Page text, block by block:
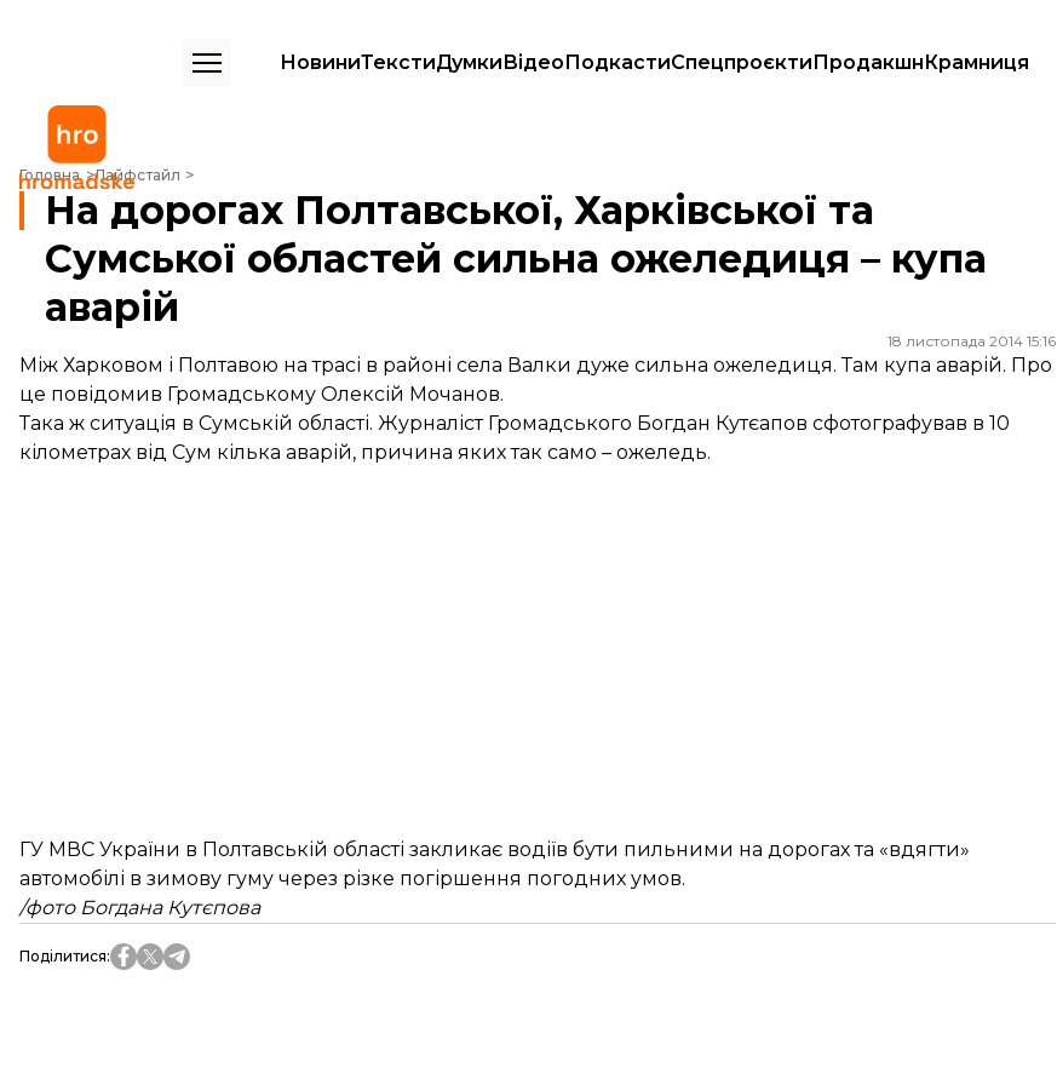
НовиниТекстиДумкиВідеоПодкастиСпецпроєктиПродакшнКрамниця
Головна Лайфстайл
На дорогах Полтавської, Харківської та Сумської областей сильна ожеледиця – купа аварій
На дорогах Полтавської, Харківської та
Сумської областей сильна ожеледиця – купа
аварій
18 листопада 2014 15:16
Між Харковом і Полтавою на трасі в районі села Валки дуже сильна ожеледиця. Там купа аварій. Про
це повідомив Громадському Олексій Мочанов.
Така ж ситуація в Сумській області. Журналіст Громадського Богдан Кутєапов сфотографував в 10
кілометрах від Сум кілька аварій, причина яких так само – ожеледь.
ГУ МВС України в Полтавській області закликає водіїв бути пильними на дорогах та «вдягти»
автомобілі в зимову гуму через різке погіршення погодних умов.
/фото Богдана Кутєпова
Поділитися: